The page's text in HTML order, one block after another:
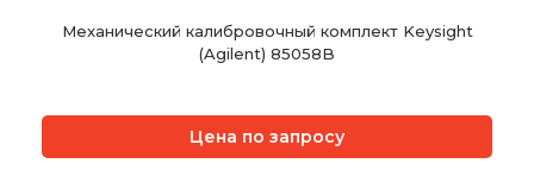
Механический калибровочный комплект Keysight
(Agilent) 85058B
Цена по запросу